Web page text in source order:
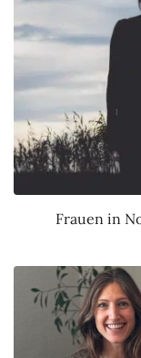
Frauen in